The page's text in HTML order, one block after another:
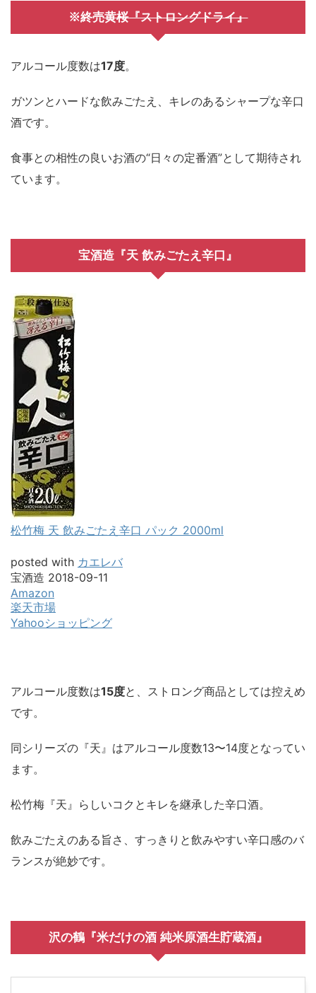
※終売黄桜『ストロングドライ』
アルコール度数は17度。
ガツンとハードな飲みごたえ、キレのあるシャープな辛口
酒です。
食事との相性の良いお酒の“日々の定番酒”として期待され
ています。
宝酒造『天 飲みごたえ辛口』
松竹梅 天 飲みごたえ辛口 パック 2000ml
posted with カエレバ
宝酒造 2018-09-11
Amazon
楽天市場
Yahooショッピング
アルコール度数は15度と、ストロング商品としては控えめ
です。
同シリーズの『天』はアルコール度数13〜14度となってい
ます。
松竹梅『天』らしいコクとキレを継承した辛口酒。
飲みごたえのある旨さ、すっきりと飲みやすい辛口感のバ
ランスが絶妙です。
沢の鶴『米だけの酒 純米原酒生貯蔵酒』